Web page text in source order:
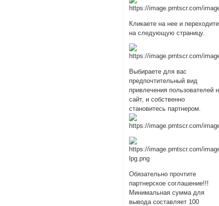
Кликаете на нее и переходите
на следующую страницу.
Выбираете для вас
предпочтительный вид
привлечения пользователей
сайт, и собственно
становитесь партнером.
Обязательно прочтите
партнерское соглашение!!!
Минимальная сумма для
вывода составляет 100